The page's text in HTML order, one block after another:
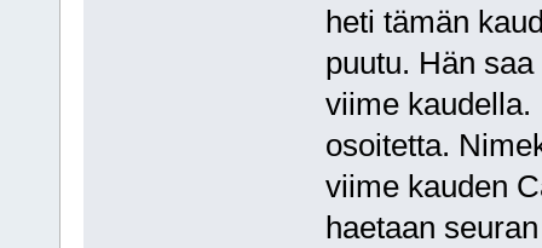
heti tämän
puutu. Hän
viime kaudella.
osoitetta.
viime kauden
haetaan